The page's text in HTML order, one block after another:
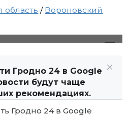
область / Вороновский
Гродно 24 в Google
будут чаще
рекомендациях.
Гродно 24 в Google